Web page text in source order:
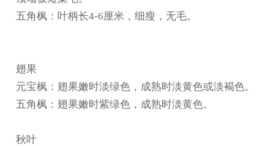
五角枫：叶柄长4-6厘米，细瘦，无毛。
翅果
元宝枫：翅果嫩时淡绿色，成熟时淡黄色或淡褐色。
五角枫：翅果嫩时紫绿色，成熟时淡黄色。
秋叶